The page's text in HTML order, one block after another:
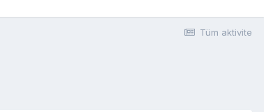
Tüm aktivite